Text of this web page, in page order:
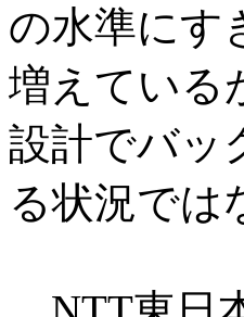
の水準にす
増えている
設計でバッ
る状況では